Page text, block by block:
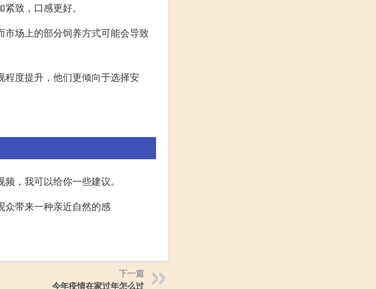
致，口感更好。
场上的部分饲养方式可能会导致
程度提升，他们更倾向于选择安
，我可以给你一些建议。
众带来一种亲近自然的感
下一篇
今年疫情在家过年怎么过